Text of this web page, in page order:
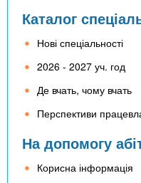
Каталог
Нові спеціальності
2026 - 2027 уч. год
Де вчать, чому вчать
Перспективи
На допомогу
Корисна інформація